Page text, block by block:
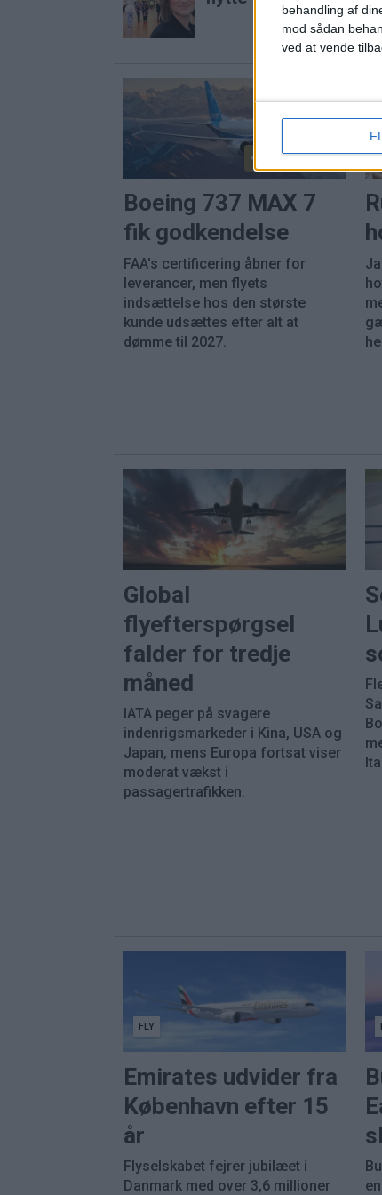
behandling af
mod sådan
ved at vende
PREMIUM
Boeing 737 MAX 7
fik godkendelse
FAA's certificering åbner for
leverancer, men flyets
indsættelse hos den største
kunde udsættes efter alt at
dømme til 2027.
Global
flyefterspørgsel
falder for tredje
måned
IATA peger på svagere
indenrigsmarkeder i Kina, USA og
Japan, mens Europa fortsat viser
moderat vækst i
passagertrafikken.
FLY
Emirates udvider fra
København efter 15
år
Flyselskabet fejrer jubilæet i
Danmark med over 3,6 millioner